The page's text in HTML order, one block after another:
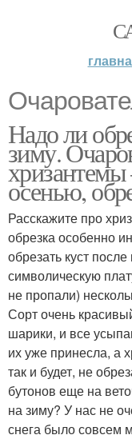
Надо ли
зиму.
осенью,
Расскажите про
обрезка особенно
обрезать куст
символическую
не пропали)
Сорт очень
шарики, и все
их уже принесла, а
так и будет, не
бутонов еще на
на зиму? У нас не
снега было совсем